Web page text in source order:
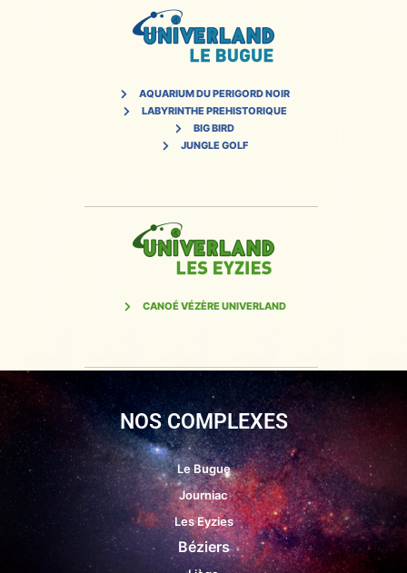
AQUARIUM DU PERIGORD NOIR
LABYRINTHE PREHISTORIQUE
BIG BIRD
JUNGLE GOLF
CANOÉ VÉZÈRE UNIVERLAND
NOS COMPLEXES
Le Bugue
Journiac
Les Eyzies
Béziers